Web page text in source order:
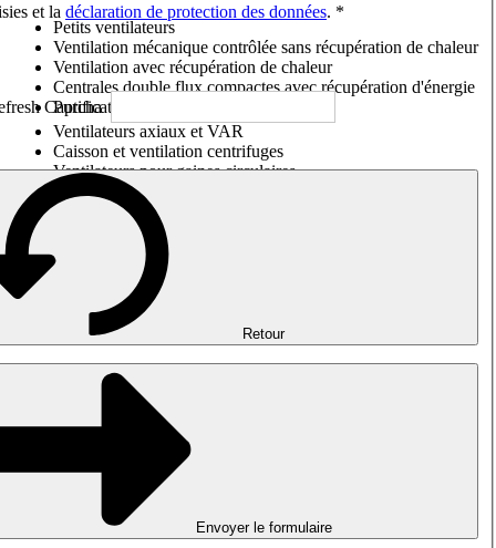
Petits ventilateurs
Ventilation mécanique contrôlée sans récupération de chaleur
Ventilation avec récupération de chaleur
Centrales double flux compactes avec récupération d'énergie
Purificateurs d'air/Moniteurs CO
Ventilateurs axiaux et VAR
Caisson et ventilation centrifuges
Ventilateurs pour gaines circulaires
Ventilateurs pour gaines rectangulaires
Tourelles de toiture
Désenfumage, détection incendie et ventilation de parking
Ventilateurs antidéflagrants
Mesurer. Contrôler. Réguler.
Traitement d'air
Accessoires aérauliques
et la déclaration de protection des données. *
Retour
Envoyer le formulaire